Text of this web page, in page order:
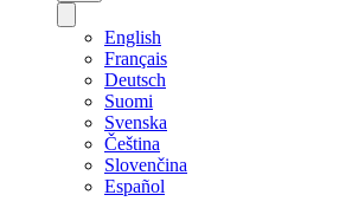
English
Français
Deutsch
Suomi
Svenska
Čeština
Slovenčina
Español